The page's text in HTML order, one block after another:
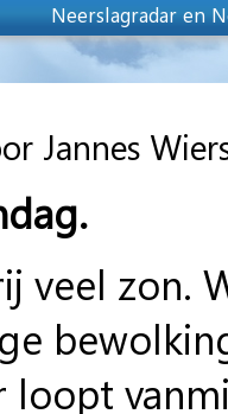
Neerslagradar en
Jannes
veel zon.
loopt